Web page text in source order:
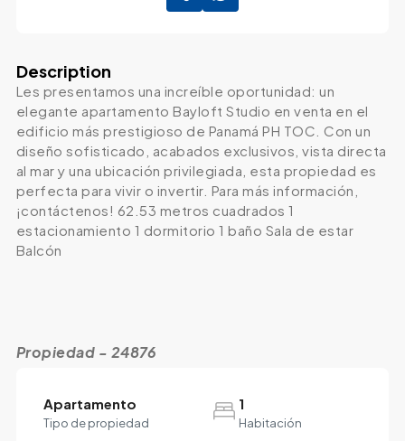
Description
Les presentamos una increíble oportunidad: un
elegante apartamento Bayloft Studio en venta en el
edificio más prestigioso de Panamá PH TOC. Con un
diseño sofisticado, acabados exclusivos, vista directa
al mar y una ubicación privilegiada, esta propiedad es
perfecta para vivir o invertir. Para más información,
¡contáctenos! 62.53 metros cuadrados 1
estacionamiento 1 dormitorio 1 baño Sala de estar
Balcón
Propiedad - 24876
Apartamento
Tipo de propiedad
1
Habitación